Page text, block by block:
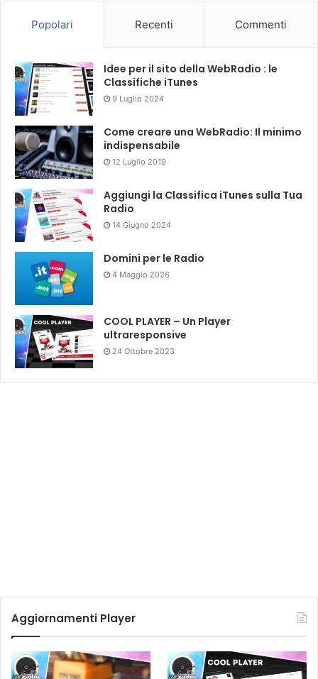
Popolari Recenti Commenti
Idee per il sito della WebRadio : le
Classifiche iTunes
9 Luglio 2024
Come creare una WebRadio: Il minimo
indispensabile
12 Luglio 2019
Aggiungi la Classifica iTunes sulla Tua
Radio
14 Giugno 2024
Domini per le Radio
4 Maggio 2026
COOL PLAYER – Un Player
ultraresponsive
24 Ottobre 2023
Aggiornamenti Player